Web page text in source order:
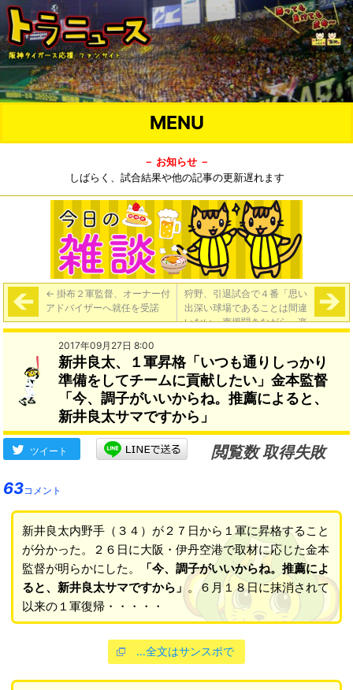
MENU
－ お知らせ －
しばらく、試合結果や他の記事の更新遅れます
← 掛布２軍監督、オーナー付
アドバイザーへ就任を受諾
狩野、引退試合で４番「思い
出深い球場であることは間違
いない。声援聞きながら、楽
しみながら頑張りたい」→
2017年09月27日 8:00
新井良太、１軍昇格「いつも通りしっかり
準備をしてチームに貢献したい」金本監督
「今、調子がいいからね。推薦によると、
新井良太サマですから」
ツイート
閲覧数 取得失敗
63コメント
新井良太内野手（３４）が２７日から１軍に昇格すること
が分かった。２６日に大阪・伊丹空港で取材に応じた金本
監督が明らかにした。
「今、調子がいいからね。推薦によ
ると、新井良太サマですから」 。６月１８日に抹消されて
以来の１軍復帰・・・・・
…全文はサンスポで